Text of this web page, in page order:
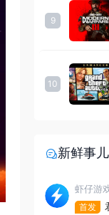
9
10
新鲜事儿
虾仔游
首发